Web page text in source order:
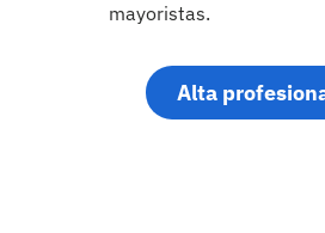
mayoristas.
Alta